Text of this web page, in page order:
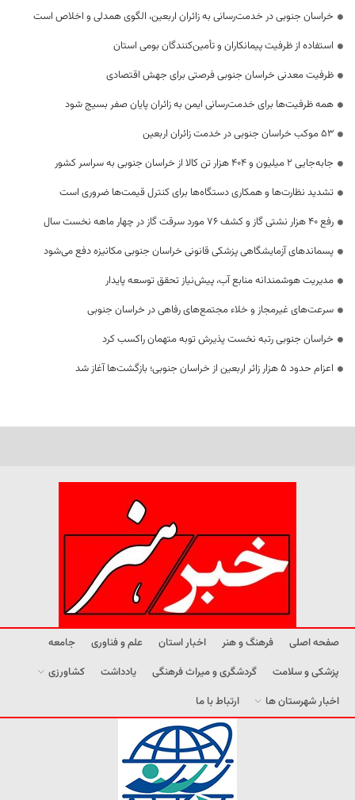
خراسان جنوبی در خدمت‌رسانی به زائران اربعین، الگوی همدلی و اخلاص است
استفاده از ظرفیت پیمانکاران و تأمین‌کنندگان بومی استان
ظرفیت معدنی خراسان جنوبی فرصتی برای جهش اقتصادی
همه ظرفیت‌ها برای خدمت‌رسانی ایمن به زائران پایان صفر بسیج شود
53 موکب خراسان جنوبی در خدمت زائران اربعین
جابه‌جایی 2 میلیون و 404 هزار تن کالا از خراسان جنوبی به سراسر کشور
تشدید نظارت‌ها و همکاری دستگاه‌ها برای کنترل قیمت‌ها ضروری است
رفع 40 هزار نشتی گاز و کشف 76 مورد سرقت گاز در چهار ماهه نخست سال
پسماندهای آزمایشگاهی پزشکی قانونی خراسان جنوبی مکانیزه دفع می‌شود
مدیریت هوشمندانه منابع آب، پیش‌نیاز تحقق توسعه پایدار
سرعت‌های غیرمجاز و خلاء مجتمع‌های رفاهی در خراسان جنوبی
خراسان جنوبی رتبه نخست پذیرش توبه متهمان راکسب کرد
اعزام حدود 5 هزار زائر اربعین از خراسان جنوبی؛ بازگشت‌ها آغاز شد
صفحه اصلی فرهنگ و هنر اخبار استان علم و فناوری
جامعه
پزشکی و سلامت
گردشگری و میراث فرهنگی یادداشت
کشاورزی
اخبار شهرستان ها
ارتباط با ما